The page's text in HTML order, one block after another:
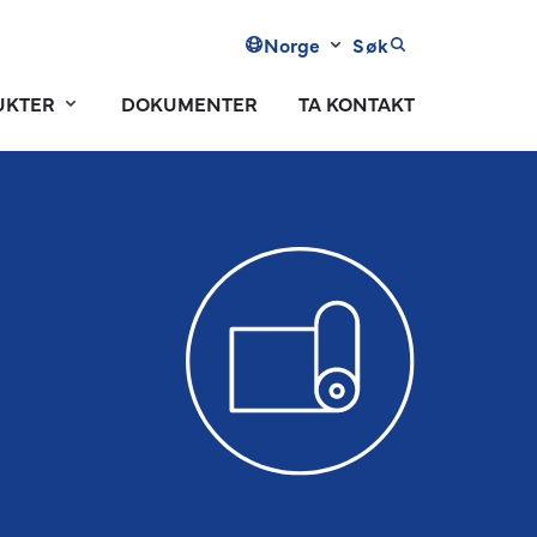
Norge Søk
DOKUMENTER TA KONTAKT